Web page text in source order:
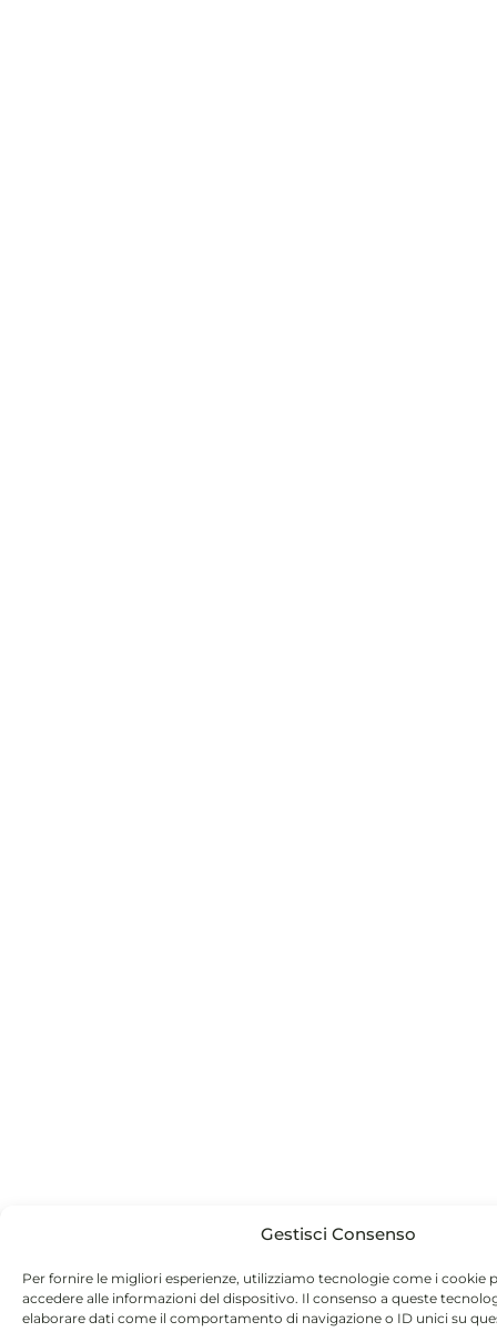
Gestisci Consenso
Per fornire le migliori esperienze, utilizziamo tecnologie come i cookie
accedere alle informazioni del dispositivo. Il consenso a queste
elaborare dati come il comportamento di navigazione o ID unici su